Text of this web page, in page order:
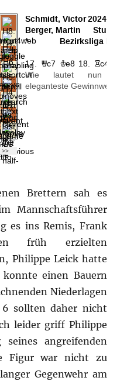
Brettern sah es
Mannschaftsführer
es ins Remis, Frank
früh erzielten
Philippe Leick hatte
einen Bauern
Niederlagen
sollten daher nicht
leider griff Philippe
angreifenden
Figur war nicht zu
Gegenwehr am